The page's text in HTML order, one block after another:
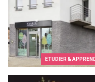
ETUDIER &
Kids&Us language